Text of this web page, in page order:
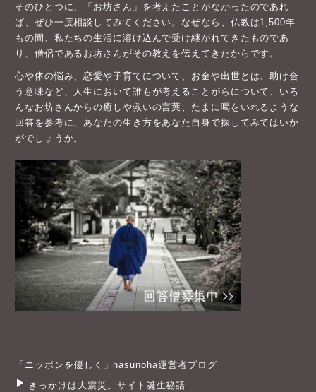
そのひとつに、「お坊さん」を考えたことがなかったのであれ
ば、ぜひ一度相談してみてください。なぜなら、仏教は1,500年
もの間、私たちの生活に溶け込んで受け継がれてきたものであ
り、僧侶であるお坊さんがその教えを伝えてきたからです。
心や体の悩み、恋愛や子育てについて、お金や出世とは、助け合
う意味など、人生において誰もが考えることがらについて、いろ
んなお坊さんからの癒しや救いの言葉、たまに喝をいれるような
回答を参考に、あなたの生き方をあなた自身で探してみてはいか
がでしょうか。
「ニッポンを優しく」hasunoha運営者ブログ
きっかけは大震災。サイト誕生秘話